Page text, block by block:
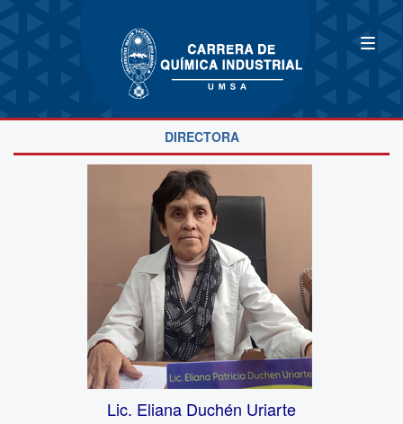
DIRECTORA
Lic. Eliana Duchén Uriarte